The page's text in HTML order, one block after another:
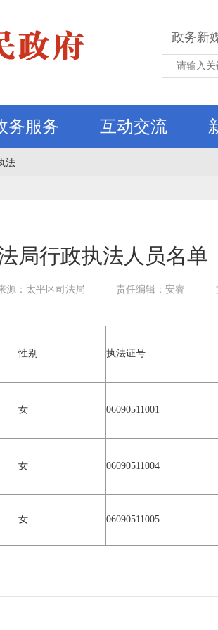
政务新
务服务 互动交流
法
局行政执法人员名单
源：太平区司法局 责任编辑：安睿
性别 执法证号
女 06090511001
女 06090511004
女 06090511005